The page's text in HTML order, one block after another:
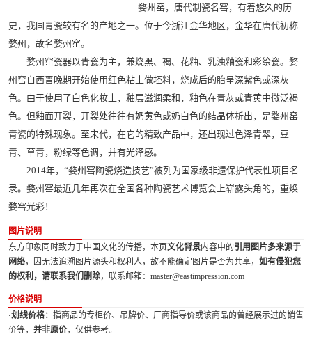
婺州窑，唐代制瓷名窑，有着悠久的历
史，我国青瓷较有名的产地之一。位于今浙江金华地区，金华在唐代初称
婺州，故名婺州窑。
婺州窑瓷器以青瓷为主，兼烧黑、褐、花釉、乳浊釉瓷和彩绘瓷。婺
州窑自西晋晚期开始使用红色粘土做坯料，烧成后的胎呈深紫色或深灰
色。由于使用了白色化妆土，釉层滋润柔和，釉色在青灰或青黄中微泛褐
色。但釉面开裂，开裂处往往有奶黄色或奶白色的结晶体析出，是婺州窑
青瓷的特殊现象。至宋代，在它的精致产品中，还出现过色泽青翠，豆
青、草青，粉绿等色调，并有光泽感。
2014年，“婺州窑陶瓷烧造技艺”被列为国家级非遗保护代表性项目名
录。婺州窑最近几年再次在全国各种陶瓷艺术博览会上崭露头角的，重焕
婺窑光彩！
图片说明
东方印象同时致力于中国文化的传播，本页文化背景内容中的引用图片多来源于
网络，因无法追溯图片源头和权利人，故不能确定图片是否为共享， 如有侵犯您
的权利，请联系我们删除，联系邮箱：master@eastimpression.com
价格说明
·划线价格： 指商品的专柜价、吊牌价、厂商指导价或该商品的曾经展示过的销售
价等， 并非原价，仅供参考。